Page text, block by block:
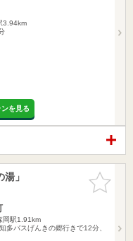
3.94km
を見る
お気に入
りに追加
」
岡駅1.91km
多バスげんきの郷行きで12分、